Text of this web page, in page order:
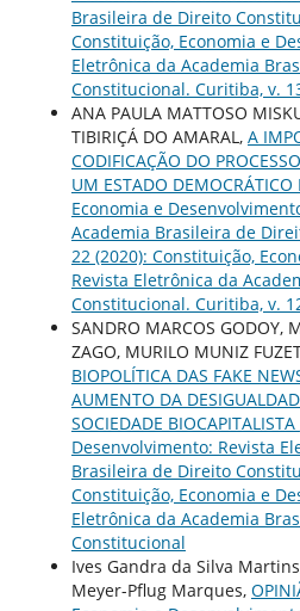
Brasileira de Direito
Constituição, Economia e
Eletrônica da Academia
Constitucional. Curitiba, v.
ANA PAULA MATTOSO
TIBIRIÇÁ DO AMARAL, A
CODIFICAÇÃO DO
UM ESTADO DEMOCRÁTICO
Economia e
Academia Brasileira de
22 (2020): Constituição,
Revista Eletrônica da
Constitucional. Curitiba, v.
SANDRO MARCOS GODOY,
ZAGO, MURILO MUNIZ
BIOPOLÍTICA DAS FAKE
AUMENTO DA
SOCIEDADE BIOCAPITALISTA
Desenvolvimento: Revista
Brasileira de Direito
Constituição, Economia e
Eletrônica da Academia
Constitucional
Ives Gandra da Silva
Meyer-Pflug Marques,